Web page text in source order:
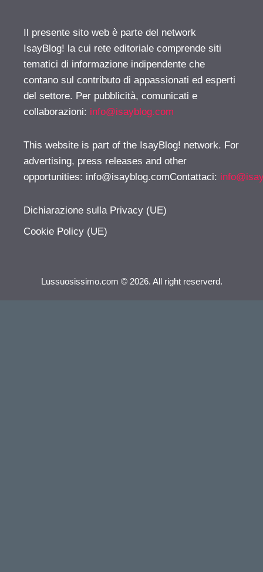
Il presente sito web è parte del network
IsayBlog! la cui rete editoriale comprende siti
tematici di informazione indipendente che
contano sul contributo di appassionati ed esperti
del settore. Per pubblicità, comunicati e
collaborazioni: info@isayblog.com
This website is part of the IsayBlog! network. For
advertising, press releases and other
opportunities: info@isayblog.comContattaci:
Dichiarazione sulla Privacy (UE)
Cookie Policy (UE)
Lussuosissimo.com © 2026. All right reserverd.